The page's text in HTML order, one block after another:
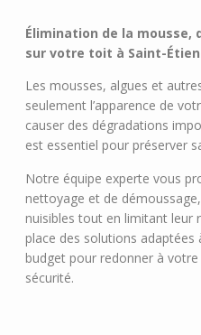
Élimination de la mousse,
sur votre toit à Saint-
Les mousses, algues et
seulement l’apparence de
causer des dégradations
est essentiel pour préserver
Notre équipe experte vous
nettoyage et de
nuisibles tout en limitant leur
place des solutions
budget pour redonner à
sécurité.